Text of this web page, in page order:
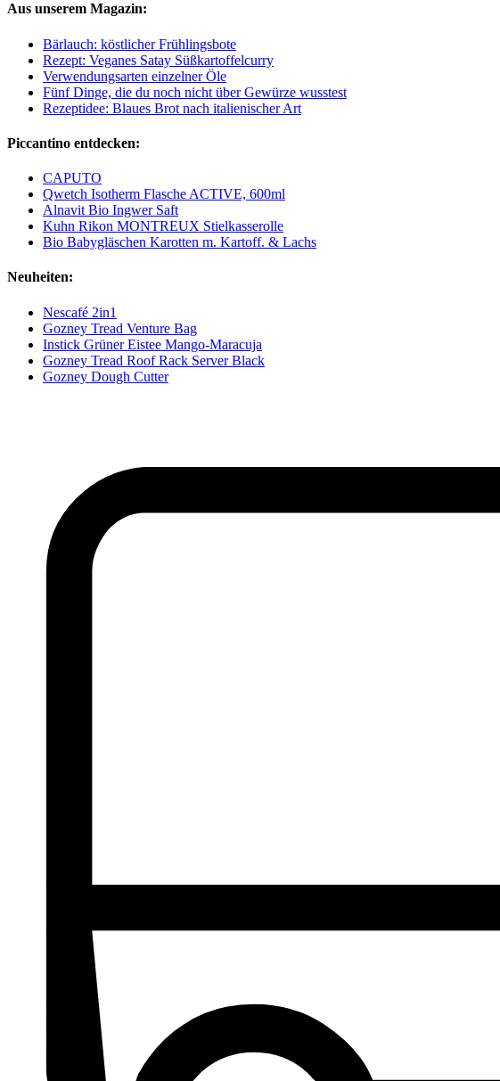
Aus unserem Magazin:
Bärlauch: köstlicher Frühlingsbote
Rezept: Veganes Satay Süßkartoffelcurry
Verwendungsarten einzelner Öle
Fünf Dinge, die du noch nicht über Gewürze wusstest
Rezeptidee: Blaues Brot nach italienischer Art
Piccantino entdecken:
CAPUTO
Qwetch Isotherm Flasche ACTIVE, 600ml
Alnavit Bio Ingwer Saft
Kuhn Rikon MONTREUX Stielkasserolle
Bio Babygläschen Karotten m. Kartoff. & Lachs
Neuheiten:
Nescafé 2in1
Gozney Tread Venture Bag
Instick Grüner Eistee Mango-Maracuja
Gozney Tread Roof Rack Server Black
Gozney Dough Cutter